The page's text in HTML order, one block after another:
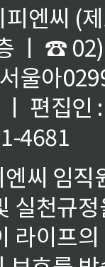
엔씨 (
ㅣ ☎
울아
편집인
4681
씨 임
실천규
라이프